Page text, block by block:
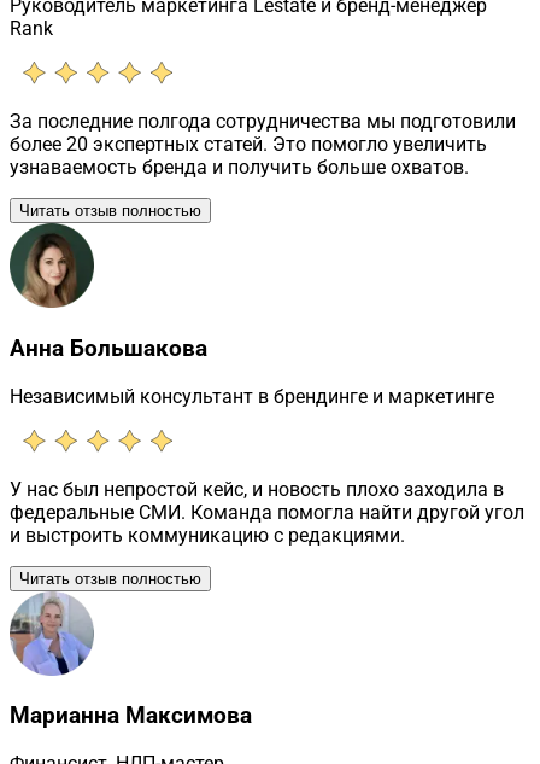
Руководитель маркетинга Lestate и бренд-менеджер
Rank
За последние полгода сотрудничества мы подготовили
более 20 экспертных статей. Это помогло увеличить
узнаваемость бренда и получить больше охватов.
Читать отзыв полностью
Анна Большакова
Независимый консультант в брендинге и маркетинге
У нас был непростой кейс, и новость плохо заходила в
федеральные СМИ. Команда помогла найти другой угол
и выстроить коммуникацию с редакциями.
Читать отзыв полностью
Марианна Максимова